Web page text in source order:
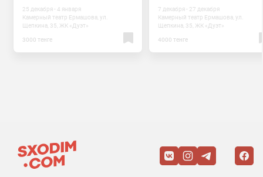
25 декабря - 4 января
Камерный театр Ермашова, ул.
Щепкина, 35, ЖК «Дуэт»
3000 тенге
7 декабря - 27 декабря
Камерный театр Ермашова, ул.
Щепкина, 35, ЖК «Дуэт»
4000 тенге